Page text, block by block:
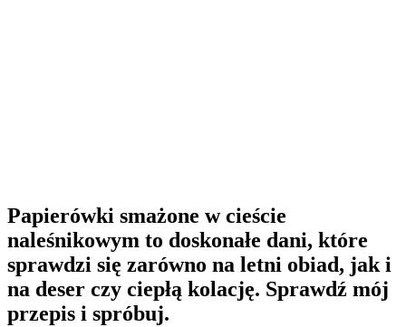
Papierówki smażone w cieście
naleśnikowym to doskonałe dani, które
sprawdzi się zarówno na letni obiad, jak i
na deser czy ciepłą kolację. Sprawdź mój
przepis i spróbuj.